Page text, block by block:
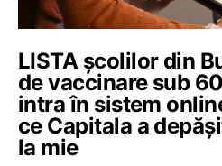
LISTA școlilor din
de vaccinare sub
intra în sistem
ce Capitala a
la mie